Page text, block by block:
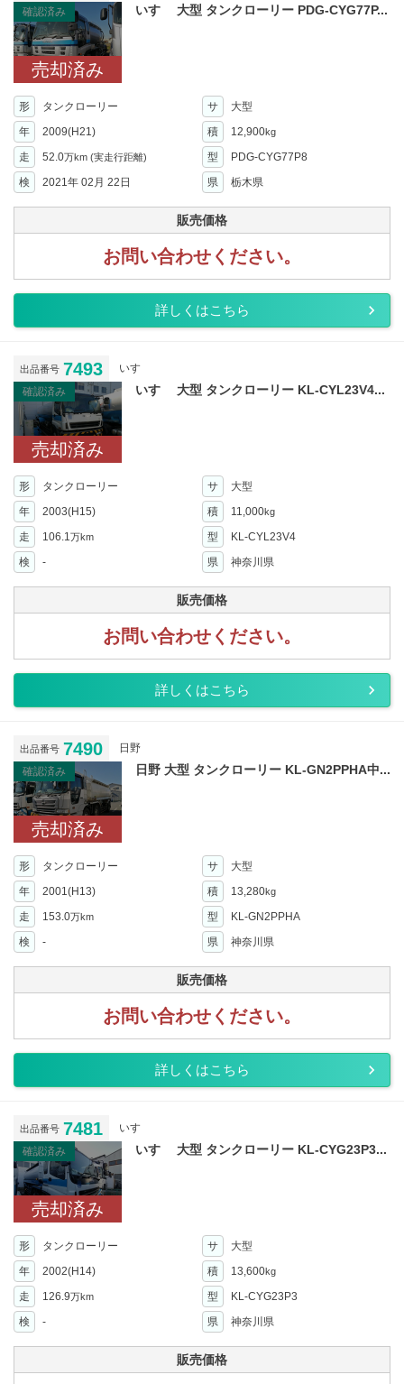
確認済み
売却済み
いすゞ 大型 タンクローリー PDG-CYG77P...
形 タンクローリー サ
大型
年
2009(H21) 積 12,900kg
走 52.0万km (実走行距離) 型
PDG-CYG77P8
検
2021年 02月 22日 県 栃木県
販売価格
お問い合わせください。
詳しくはこちら
出品番号 7493
いすゞ
確認済み
売却済み
いすゞ 大型 タンクローリー KL-CYL23V4...
形 タンクローリー サ
大型
年
2003(H15) 積 11,000kg
走 106.1 万km 型
KL-CYL23V4
検
- 県 神奈川県
販売価格
お問い合わせください。
詳しくはこちら
出品番号 7490
日野
確認済み
売却済み
日野 大型 タンクローリー KL-GN2PPHA中...
形 タンクローリー サ
大型
年
2001(H13) 積 13,280kg
走 153.0万km 型
KL-GN2PPHA
検
- 県 神奈川県
販売価格
お問い合わせください。
詳しくはこちら
出品番号 7481
いすゞ
確認済み
売却済み
いすゞ 大型 タンクローリー KL-CYG23P3...
形 タンクローリー サ
大型
年
2002(H14) 積 13,600kg
走 126.9万km 型
KL-CYG23P3
検
- 県 神奈川県
販売価格